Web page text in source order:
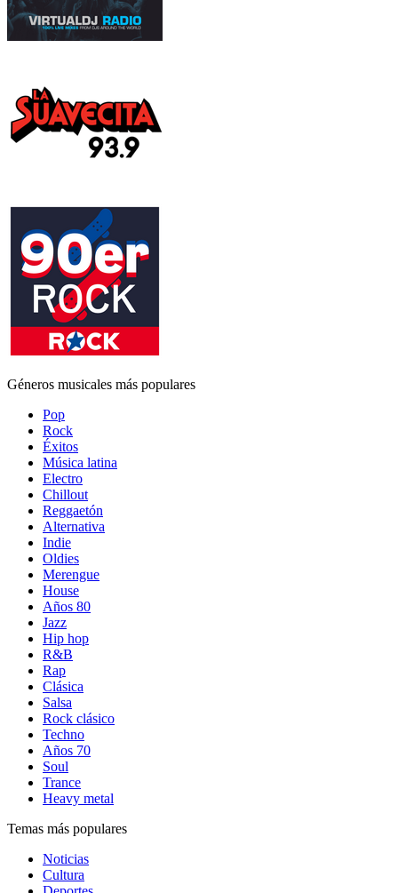
Géneros musicales más populares
Pop
Rock
Éxitos
Música latina
Electro
Chillout
Reggaetón
Alternativa
Indie
Oldies
Merengue
House
Años 80
Jazz
Hip hop
R&B
Rap
Clásica
Salsa
Rock clásico
Techno
Años 70
Soul
Trance
Heavy metal
Temas más populares
Noticias
Cultura